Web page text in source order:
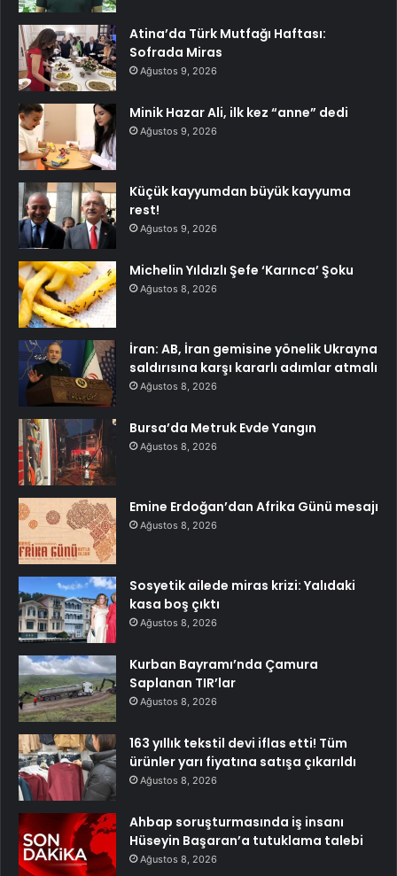
Atina’da Türk Mutfağı Haftası:
Sofrada Miras
Ağustos 9, 2026
Minik Hazar Ali, ilk kez “anne” dedi
Ağustos 9, 2026
Küçük kayyumdan büyük kayyuma
rest!
Ağustos 9, 2026
Michelin Yıldızlı Şefe ‘Karınca’ Şoku
Ağustos 8, 2026
İran: AB, İran gemisine yönelik Ukrayna
saldırısına karşı kararlı adımlar atmalı
Ağustos 8, 2026
Bursa’da Metruk Evde Yangın
Ağustos 8, 2026
Emine Erdoğan’dan Afrika Günü mesajı
Ağustos 8, 2026
Sosyetik ailede miras krizi: Yalıdaki
kasa boş çıktı
Ağustos 8, 2026
Kurban Bayramı’nda Çamura
Saplanan TIR’lar
Ağustos 8, 2026
163 yıllık tekstil devi iflas etti! Tüm
ürünler yarı fiyatına satışa çıkarıldı
Ağustos 8, 2026
Ahbap soruşturmasında iş insanı
Hüseyin Başaran’a tutuklama talebi
Ağustos 8, 2026